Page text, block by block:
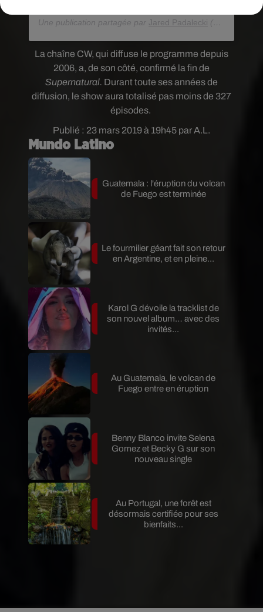
Publié : 23 mars 2019 à 19h45 par A.L.
Une publication partagée par Jared Padalecki (@jaredpadalecki) le
La chaîne CW, qui diffuse le programme depuis
2006, a, de son côté, confirmé la fin de
Supernatural. Durant toute ses années de
diffusion, le show aura totalisé pas moins de 327
épisodes.
Mundo Latino
Guatemala : l'éruption du volcan
de Fuego est terminée
Le fourmilier géant fait son retour
en Argentine, et en pleine...
Karol G dévoile la tracklist de
son nouvel album… avec des
invités...
Au Guatemala, le volcan de
Fuego entre en éruption
Benny Blanco invite Selena
Gomez et Becky G sur son
nouveau single
Au Portugal, une forêt est
désormais certifiée pour ses
bienfaits...